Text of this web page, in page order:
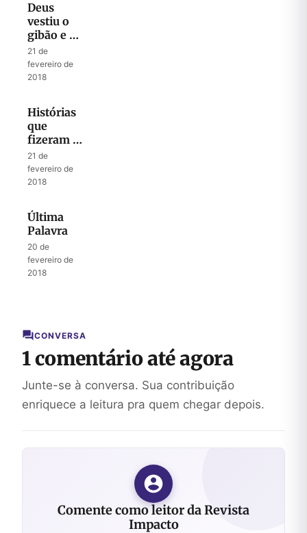
Deus
vestiu o
gibão e o
chapéu de
couro… e
achou o
Jonathan
21 de
fevereiro de
2018
Histórias
que
fizeram a
História –
A dura
luta para
irmãos
divididos
21 de
fevereiro de
2018
Última
Palavra
20 de
fevereiro de
2018
CONVERSA
1 comentário até agora
Junte-se à conversa. Sua contribuição
enriquece a leitura pra quem chegar depois.
Comente como leitor da Revista
Impacto